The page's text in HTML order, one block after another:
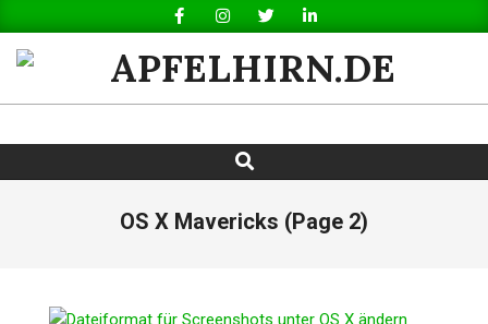
to
content
APFELHIRN.DE
Navigation
Search
OS X Mavericks (Page 2)